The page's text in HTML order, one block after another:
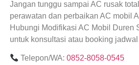
Jangan tunggu sampai AC rusak
perawatan dan perbaikan AC mobil
Hubungi Modifikasi AC Mobil Duren
untuk konsultasi atau booking
Telepon/WA:0852-8058-0545